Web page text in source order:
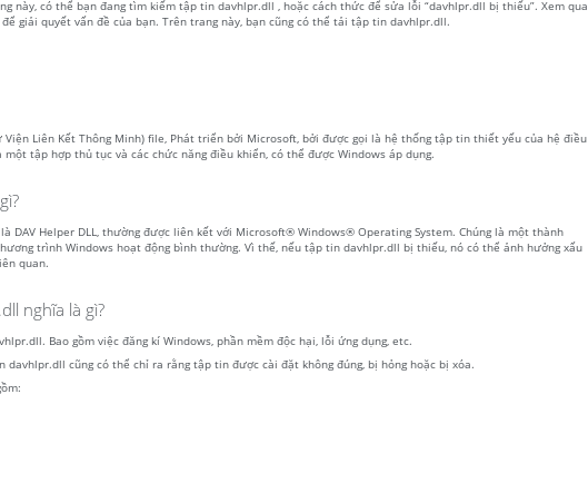
này, có thể bạn đang tìm kiếm tập tin davhlpr.dll , hoặc cách thức để sửa lỗi “davhlpr.dll bị thiếu”. Xem qua
giải quyết vấn đề của bạn. Trên trang này, bạn cũng có thể tải tập tin davhlpr.dll.
Liên Kết Thông Minh) file, Phát triển bởi Microsoft, bởi được gọi là hệ thống tập tin thiết yếu của hệ điều
một tập hợp thủ tục và các chức năng điều khiển, có thể được Windows áp dụng.
DAV Helper DLL, thường được liên kết với Microsoft® Windows® Operating System. Chúng là một thành
trình Windows hoạt động bình thường. Vì thế, nếu tập tin davhlpr.dll bị thiếu, nó có thể ảnh hưởng xấu
quan.
nghĩa là gì?
Bao gồm việc đăng kí Windows, phần mềm độc hại, lỗi ứng dụng, etc.
cũng có thể chỉ ra rằng tập tin được cài đặt không đúng, bị hỏng hoặc bị xóa.